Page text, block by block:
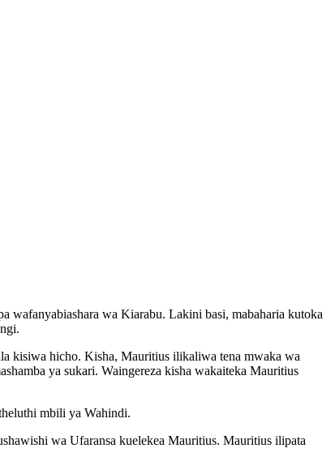
wafanyabiashara wa Kiarabu. Lakini basi, mabaharia kutoka
kisiwa hicho. Kisha, Mauritius ilikaliwa tena mwaka wa
ya sukari. Waingereza kisha wakaiteka Mauritius
mbili ya Wahindi.
wa Ufaransa kuelekea Mauritius. Mauritius ilipata